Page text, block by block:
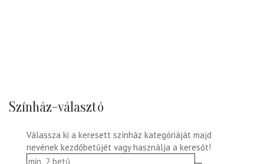
Színház-választó
Válassza ki a keresett színház kategóriáját majd
nevének kezdőbetűjét vagy használja a keresőt!